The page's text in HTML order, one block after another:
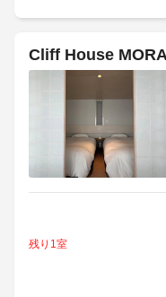
Cliff House
残り1室